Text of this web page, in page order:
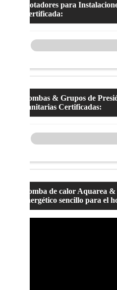
Flotadores para
Certificada:
Bombas & Grupos de
Sanitarias Certificadas:
Bomba de calor Aquarea
energético sencillo para el